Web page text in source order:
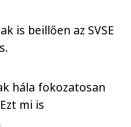
is beillően az SVSE
hála fokozatosan
mi is